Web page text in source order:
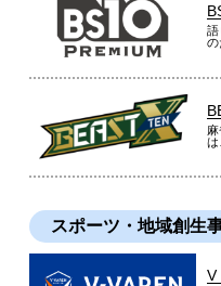
語
の
は
スポーツ・地域創生
V